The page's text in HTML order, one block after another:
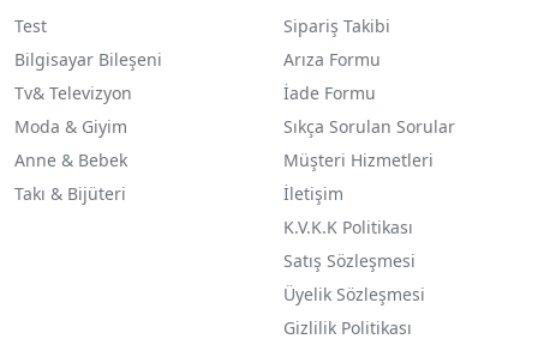
Test
Bilgisayar Bileşeni
Tv& Televizyon
Moda & Giyim
Anne & Bebek
Takı & Bijüteri
Sipariş Takibi
Arıza Formu
İade Formu
Sıkça Sorulan Sorular
Müşteri Hizmetleri
İletişim
K.V.K.K Politikası
Satış Sözleşmesi
Üyelik Sözleşmesi
Gizlilik Politikası